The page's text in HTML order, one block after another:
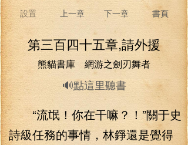
設置 上一章 下一章 書頁
第三百四十五章,請外援
熊貓書庫 網游之劍刃舞者
🔊點這里聽書
“流氓！你在干嘛？！”關于史
詩級任務的事情，林錚還是覺得